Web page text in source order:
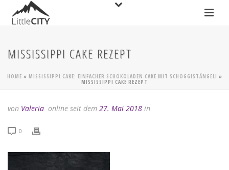
MISSISSIPPI CAKE REZEPT
HOME » MISSISSIPPI CAKE: EINFACHER SCHOKOLADEN CAKE MIT SCHOGGISTÄNGELI »
MISSISSIPPI CAKE REZEPT
von Valeria online seit dem 27. Mai 2018 in
0